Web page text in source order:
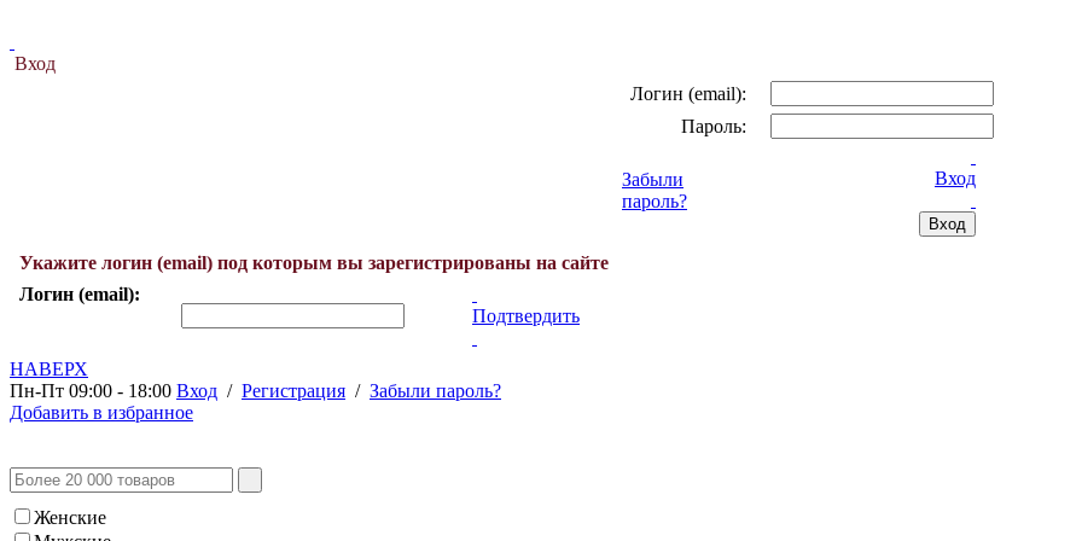
Вход
Логин (email):
Пароль:
Забыли
пароль?
Вход
Укажите логин (email) под которым вы зарегистрированы на сайте
Логин (email):
Подтвердить
НАВЕРХ
Пн-Пт 09:00 - 18:00 Вход / Регистрация / Забыли пароль?
Добавить в избранное
Женские